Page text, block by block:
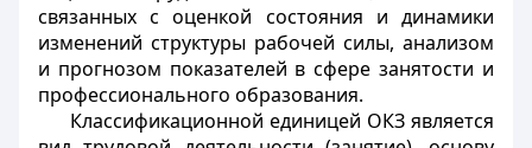
связанных с оценкой состояния и динамики
изменений структуры рабочей силы, анализом
и прогнозом показателей в сфере занятости и
профессионального образования.
Классификационной единицей ОКЗ является